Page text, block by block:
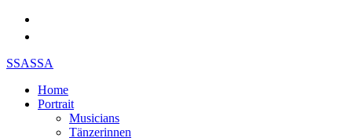
SSASSA
Home
Portrait
Musicians
Tänzerinnen